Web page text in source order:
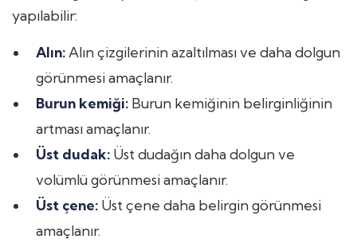
yapılabilir:
Alın: Alın çizgilerinin azaltılması ve daha dolgun
görünmesi amaçlanır.
Burun kemiği: Burun kemiğinin belirginliğinin
artması amaçlanır.
Üst dudak: Üst dudağın daha dolgun ve
volümlü görünmesi amaçlanır.
Üst çene: Üst çene daha belirgin görünmesi
amaçlanır.